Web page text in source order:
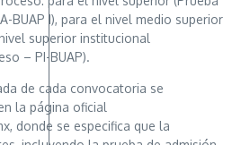
BUAP I), para el nivel medio superior
superior institucional
– PI-BUAP).
de cada convocatoria se
la página oficial
donde se especifica que la